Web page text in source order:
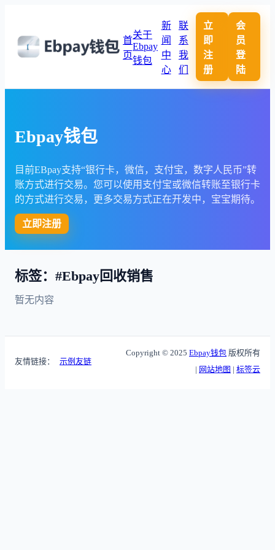
首
页
关于
Ebpay
钱包
新
闻
中
心
联
系
我
们
立
即
注
册
会
员
登
陆
Ebpay钱包
目前EBpay支持“银行卡，微信，支付宝，数字人民币”转
账方式进行交易。您可以使用支付宝或微信转账至银行卡
的方式进行交易，更多交易方式正在开发中，宝宝期待。
立即注册
标签：#Ebpay回收销售
暂无内容
友情链接： 示例友链
Copyright © 2025 Ebpay钱包 版权所有
| 网站地图 | 标签云